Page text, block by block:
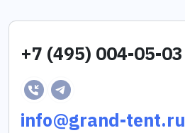
+7 (495) 004-05-03
info@grand-tent.ru